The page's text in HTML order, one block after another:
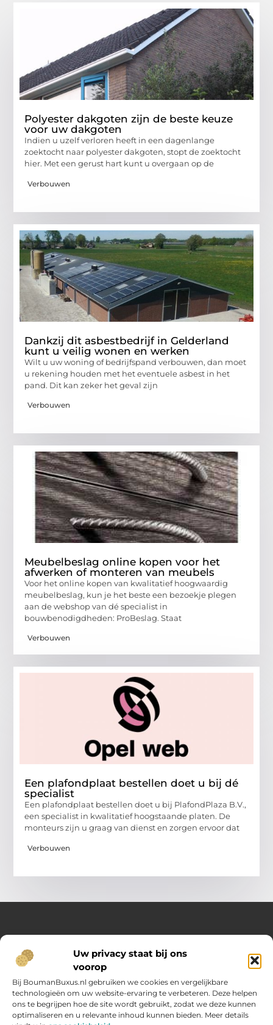
Uw privacy staat bij ons
voorop
Bij BoumanBuxus.nl gebruiken we cookies en vergelijkbare
technologieën om uw website-ervaring te verbeteren. Deze helpen
ons te begrijpen hoe de site wordt gebruikt, zodat we deze kunnen
optimaliseren en u relevante inhoud kunnen bieden. Meer details
Polyester dakgoten zijn de beste keuze
voor uw dakgoten
Indien u uzelf verloren heeft in een dagenlange
zoektocht naar polyester dakgoten, stopt de zoektocht
hier. Met een gerust hart kunt u overgaan op de
Verbouwen
Dankzij dit asbestbedrijf in Gelderland
kunt u veilig wonen en werken
Wilt u uw woning of bedrijfspand verbouwen, dan moet
u rekening houden met het eventuele asbest in het
pand. Dit kan zeker het geval zijn
Verbouwen
Meubelbeslag online kopen voor het
afwerken of monteren van meubels
Voor het online kopen van kwalitatief hoogwaardig
meubelbeslag, kun je het beste een bezoekje plegen
aan de webshop van dé specialist in
bouwbenodigdheden: ProBeslag. Staat
Verbouwen
Een plafondplaat bestellen doet u bij dé
specialist
Een plafondplaat bestellen doet u bij PlafondPlaza B.V.,
een specialist in kwalitatief hoogstaande platen. De
monteurs zijn u graag van dienst en zorgen ervoor dat
Verbouwen
Over Opelweb
Jouw startpunt voor handige tips en inspirerende artikelen
Op Opelweb.nl vind je een gevarieerd aanbod aan blogs en
content die je helpen meer uit je dag te halen – van nuttige
adviezen tot verrassende inzichten voor in het dagelijks leven.
Main Links